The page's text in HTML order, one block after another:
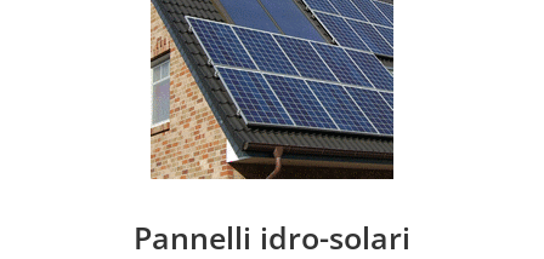
Pannelli idro-solari